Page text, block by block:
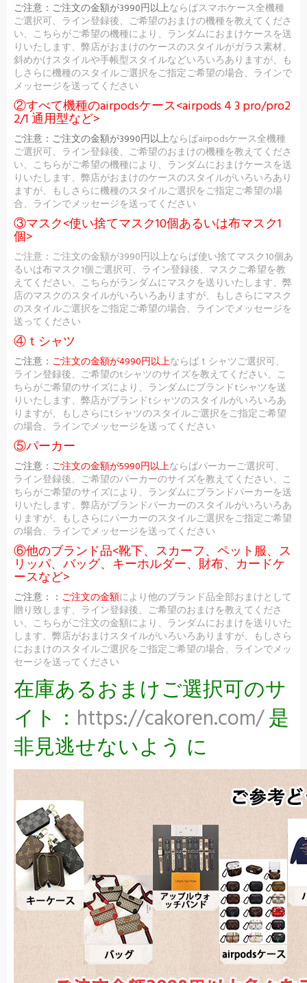
ご注意： ご注文の金額が3990円以上ならばスマホケース全機種
ご選択可、ライン登録後、ご希望のおまけの機種を教えてくださ
い、こちらがご希望の機種により、ランダムにおまけケースを送
りいたします、弊店がおまけのケースのスタイルがガラス素材、
斜めかけスタイルや手帳型スタイルなどいろいろありますが、も
しさらに機種のスタイルご選択をご指定ご希望の場合、ラインで
メッセージを送ってください
②すべて機種のairpodsケース<airpods 4 3 pro/pro2
2/1 通用型など>
ご注意： ご注文の金額が3990円以上ならばairpodsケース全機種
ご選択可、ライン登録後、ご希望のおまけの機種を教えてくださ
い、こちらがご希望の機種により、ランダムにおまけケースを送
りいたします、弊店がおまけのケースのスタイルがいろいろあり
ますが、もしさらに機種のスタイルご選択をご指定ご希望の場
合、ラインでメッセージを送ってください
③マスク<使い捨てマスク10個あるいは布マスク1
個>
ご注意：ご注文の金額が3990円以上ならば使い捨てマスク10個あ
るいは布マスク1個ご選択可、ライン登録後、マスクご希望を教
えてください、こちらがランダムにマスクを送りいたします、弊
店のマスクのスタイルがいろいろありますが、もしさらにマスク
のスタイルご選択をご指定ご希望の場合、ラインでメッセージを
送ってください
④ｔシャツ
ご注意： ご注文の金額が4990円以上ならばｔシャツご選択可、
ライン登録後、ご希望のtシャツのサイズを教えてください、こ
ちらがご希望のサイズにより、ランダムにブランドtシャツを送
りいたします、弊店がブランドtシャツのスタイルがいろいろあ
りますが、もしさらにtシャツのスタイルご選択をご指定ご希望
の場合、ラインでメッセージを送ってください
⑤パーカー
ご注意： ご注文の金額が5990円以上ならばパーカーご選択可、
ライン登録後、ご希望のパーカーのサイズを教えてください、こ
ちらがご希望のサイズにより、ランダムにブランドパーカーを送
りいたします、弊店がブランドパーカーのスタイルがいろいろあ
りますが、もしさらにパーカーのスタイルご選択をご指定ご希望
の場合、ラインでメッセージを送ってください
⑥他のブランド品<靴下、スカーフ、ペット服、ス
リッパ、バッグ、キーホルダー、財布、カードケ
ースなど>
ご注意：： ご注文の金額により他のブランド品全部おまけとして
贈り致します、ライン登録後、ご希望のおまけを教えてくださ
い、こちらがご注文の金額により、ランダムにおまけを送りいた
します、弊店がおまけスタイルがいろいろありますが、もしさら
におまけのスタイルご選択をご指定ご希望の場合、ラインでメッ
セージを送ってください
在庫あるおまけご選択可のサ
イト： https://cakoren.com/是
非見逃せないよう に